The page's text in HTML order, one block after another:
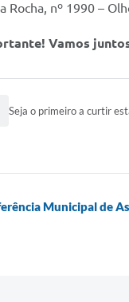
Rocha, nº 1990 –
Vamos
Seja o primeiro a curtir
Municipal de